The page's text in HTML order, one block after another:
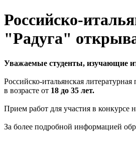
Российско-
"Радуга"
Уважаемые студенты, изучающие
Российско-итальянская
в возрасте от 18 до 35 лет.
Прием работ для участия в конкурсе
За более подробной информацией